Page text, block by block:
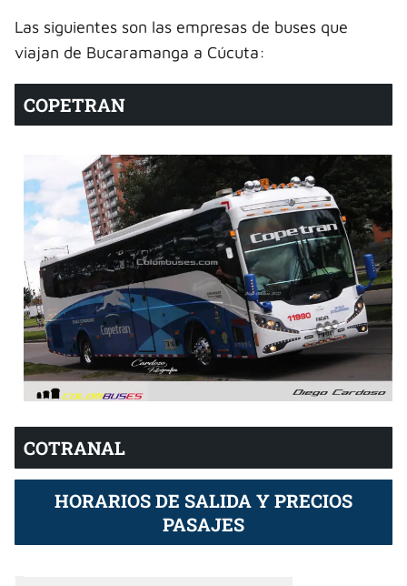
Las siguientes son las empresas de buses que
viajan de Bucaramanga a Cúcuta:
COPETRAN
COTRANAL
HORARIOS DE SALIDA Y PRECIOS
PASAJES